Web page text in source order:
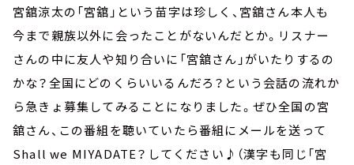
宮舘涼太の「宮舘」という苗字は珍しく、宮舘さん本人も
今まで親族以外に会ったことがないんだとか。リスナー
さんの中に友人や知り合いに「宮舘さん」がいたりするの
かな？全国にどのくらいいるんだろ？という会話の流れか
ら急きょ募集してみることになりました。ぜひ全国の宮
舘さん、この番組を聴いていたら番組にメールを送って
Shall we MIYADATE？してください♪（漢字も同じ「宮